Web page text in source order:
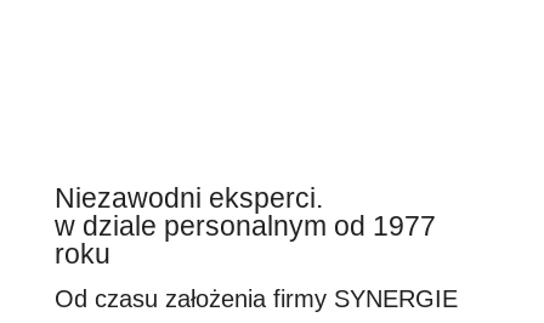
Niezawodni eksperci.
w dziale personalnym od 1977
roku
Od czasu założenia firmy SYNERGIE